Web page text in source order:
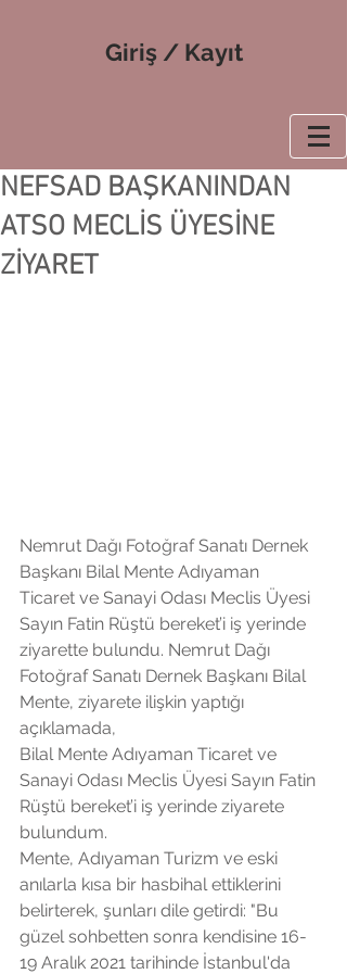
Giriş / Kayıt
NEFSAD BAŞKANINDAN
ATSO MECLİS ÜYESİNE
ZİYARET
Nemrut Dağı Fotoğraf Sanatı Dernek
Başkanı Bilal Mente Adıyaman
Ticaret ve Sanayi Odası Meclis Üyesi
Sayın Fatin Rüştü bereket’i iş yerinde
ziyarette bulundu. Nemrut Dağı
Fotoğraf Sanatı Dernek Başkanı Bilal
Mente, ziyarete ilişkin yaptığı
açıklamada,
Bilal Mente Adıyaman Ticaret ve
Sanayi Odası Meclis Üyesi Sayın Fatin
Rüştü bereket’i iş yerinde ziyarete
bulundum.
Mente, Adıyaman Turizm ve eski
anılarla kısa bir hasbihal ettiklerini
belirterek, şunları dile getirdi: "Bu
güzel sohbetten sonra kendisine 16-
19 Aralık 2021 tarihinde İstanbul'da